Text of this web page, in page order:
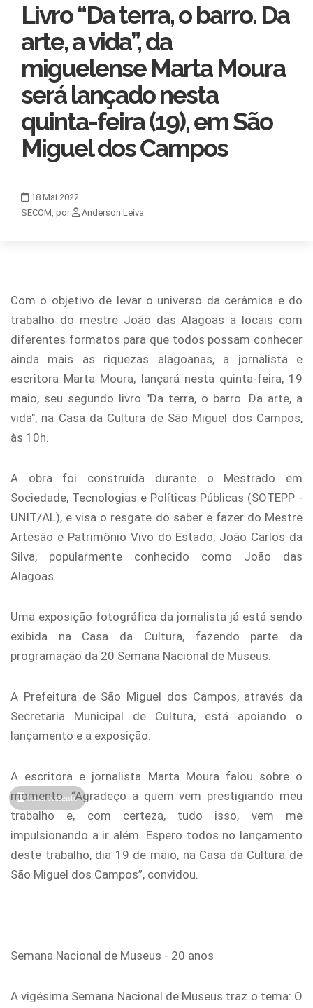
1min restante
Livro “Da terra, o barro. Da
arte, a vida”, da
miguelense Marta Moura
será lançado nesta
quinta-feira (19), em São
Miguel dos Campos
18 Mai 2022
SECOM, por
Anderson Leiva
Com o objetivo de levar o universo da cerâmica e do
trabalho do mestre João das Alagoas a locais com
diferentes formatos para que todos possam conhecer
ainda mais as riquezas alagoanas, a jornalista e
escritora Marta Moura, lançará nesta quinta-feira, 19
maio, seu segundo livro "Da terra, o barro. Da arte, a
vida", na Casa da Cultura de São Miguel dos Campos,
às 10h.
A obra foi construída durante o Mestrado em
Sociedade, Tecnologias e Políticas Públicas (SOTEPP -
UNIT/AL), e visa o resgate do saber e fazer do Mestre
Artesão e Patrimônio Vivo do Estado, João Carlos da
Silva, popularmente conhecido como João das
Alagoas.
Uma exposição fotográfica da jornalista já está sendo
exibida na Casa da Cultura, fazendo parte da
programação da 20 Semana Nacional de Museus.
A Prefeitura de São Miguel dos Campos, através da
Secretaria Municipal de Cultura, está apoiando o
lançamento e a exposição.
A escritora e jornalista Marta Moura falou sobre o
momento. “Agradeço a quem vem prestigiando meu
trabalho e, com certeza, tudo isso, vem me
impulsionando a ir além. Espero todos no lançamento
deste trabalho, dia 19 de maio, na Casa da Cultura de
São Miguel dos Campos”, convidou.
Semana Nacional de Museus - 20 anos
A vigésima Semana Nacional de Museus traz o tema: O